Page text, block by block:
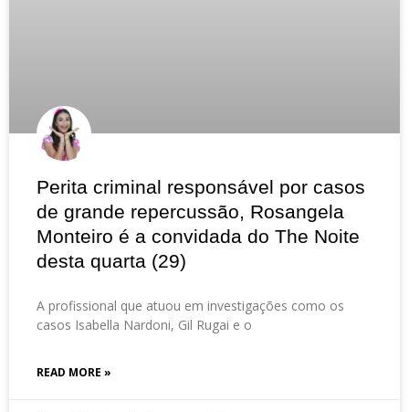
Perita criminal responsável por casos
de grande repercussão, Rosangela
Monteiro é a convidada do The Noite
desta quarta (29)
A profissional que atuou em investigações como os
casos Isabella Nardoni, Gil Rugai e o
READ MORE »